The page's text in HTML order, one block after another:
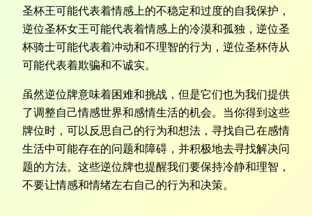
圣杯王可能代表着情感上的不稳定和过度的自我保护，
逆位圣杯女王可能代表着情感上的冷漠和孤独，逆位圣
杯骑士可能代表着冲动和不理智的行为，逆位圣杯侍从
可能代表着欺骗和不诚实。
虽然逆位牌意味着困难和挑战，但是它们也为我们提供
了调整自己情感世界和感情生活的机会。当你得到这些
牌位时，可以反思自己的行为和想法，寻找自己在感情
生活中可能存在的问题和障碍，并积极地去寻找解决问
题的方法。这些逆位牌也提醒我们要保持冷静和理智，
不要让情感和情绪左右自己的行为和决策。